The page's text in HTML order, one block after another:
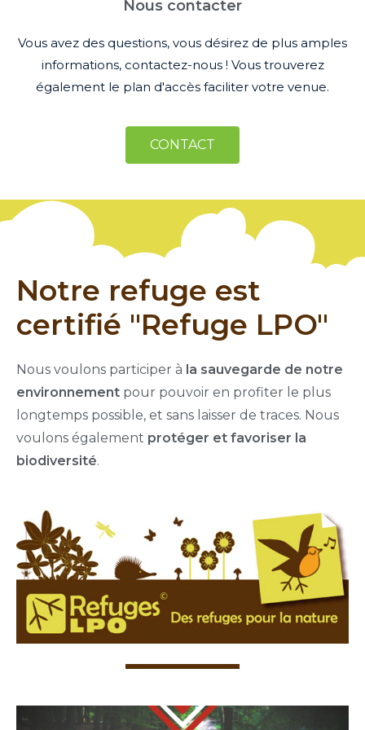
Nous contacter
Vous avez des questions, vous désirez de plus amples
informations, contactez-nous ! Vous trouverez
également le plan d'accès faciliter votre venue.
CONTACT
Notre refuge est
certifié "Refuge LPO"
Nous voulons participer à la sauvegarde de notre
environnement pour pouvoir en profiter le plus
longtemps possible, et sans laisser de traces. Nous
voulons également protéger et favoriser la
biodiversité.